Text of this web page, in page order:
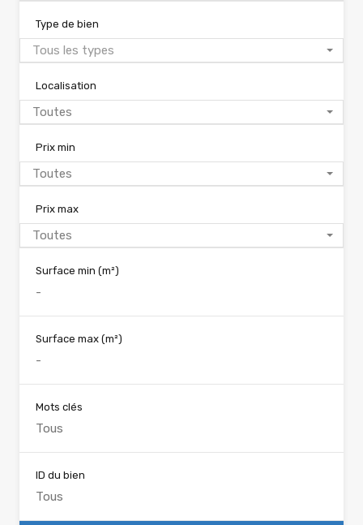
Type de bien
Tous les types
Localisation
Toutes
Prix min
Toutes
Prix max
Toutes
Surface min (m²)
Surface max (m²)
Mots clés
ID du bien